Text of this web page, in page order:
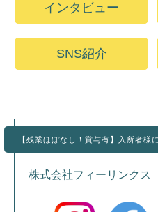
インタビュー
SNS紹介
【残業ほぼなし！賞与有】入所者様
株式会社フィーリンクス